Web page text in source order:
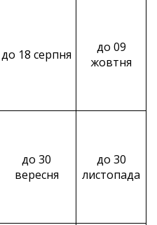
до 18 серпня
до 09
жовтня
до 30
вересня
до 30
листопада